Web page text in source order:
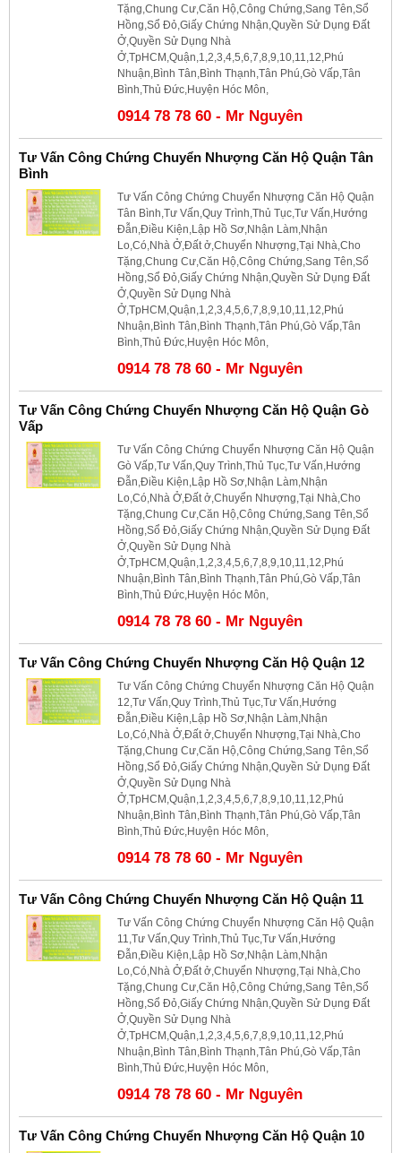
Tặng,Chung Cư,Căn Hộ,Công Chứng,Sang Tên,Sổ
Hồng,Sổ Đỏ,Giấy Chứng Nhận,Quyền Sử Dụng Đất
Ở,Quyền Sử Dụng Nhà
Ở,TpHCM,Quận,1,2,3,4,5,6,7,8,9,10,11,12,Phú
Nhuận,Bình Tân,Bình Thạnh,Tân Phú,Gò Vấp,Tân
Bình,Thủ Đức,Huyện Hóc Môn,
0914 78 78 60 - Mr Nguyên
Tư Vấn Công Chứng Chuyển Nhượng Căn Hộ Quận Tân
Bình
Tư Vấn Công Chứng Chuyển Nhượng Căn Hộ Quận
Tân Bình,Tư Vấn,Quy Trình,Thủ Tục,Tư Vấn,Hướng
Đẫn,Điều Kiện,Lập Hồ Sơ,Nhận Làm,Nhận
Lo,Có,Nhà Ở,Đất ở,Chuyển Nhượng,Tại Nhà,Cho
Tặng,Chung Cư,Căn Hộ,Công Chứng,Sang Tên,Sổ
Hồng,Sổ Đỏ,Giấy Chứng Nhận,Quyền Sử Dụng Đất
Ở,Quyền Sử Dụng Nhà
Ở,TpHCM,Quận,1,2,3,4,5,6,7,8,9,10,11,12,Phú
Nhuận,Bình Tân,Bình Thạnh,Tân Phú,Gò Vấp,Tân
Bình,Thủ Đức,Huyện Hóc Môn,
0914 78 78 60 - Mr Nguyên
Tư Vấn Công Chứng Chuyển Nhượng Căn Hộ Quận Gò
Vấp
Tư Vấn Công Chứng Chuyển Nhượng Căn Hộ Quận
Gò Vấp,Tư Vấn,Quy Trình,Thủ Tục,Tư Vấn,Hướng
Đẫn,Điều Kiện,Lập Hồ Sơ,Nhận Làm,Nhận
Lo,Có,Nhà Ở,Đất ở,Chuyển Nhượng,Tại Nhà,Cho
Tặng,Chung Cư,Căn Hộ,Công Chứng,Sang Tên,Sổ
Hồng,Sổ Đỏ,Giấy Chứng Nhận,Quyền Sử Dụng Đất
Ở,Quyền Sử Dụng Nhà
Ở,TpHCM,Quận,1,2,3,4,5,6,7,8,9,10,11,12,Phú
Nhuận,Bình Tân,Bình Thạnh,Tân Phú,Gò Vấp,Tân
Bình,Thủ Đức,Huyện Hóc Môn,
0914 78 78 60 - Mr Nguyên
Tư Vấn Công Chứng Chuyển Nhượng Căn Hộ Quận 12
Tư Vấn Công Chứng Chuyển Nhượng Căn Hộ Quận
12,Tư Vấn,Quy Trình,Thủ Tục,Tư Vấn,Hướng
Đẫn,Điều Kiện,Lập Hồ Sơ,Nhận Làm,Nhận
Lo,Có,Nhà Ở,Đất ở,Chuyển Nhượng,Tại Nhà,Cho
Tặng,Chung Cư,Căn Hộ,Công Chứng,Sang Tên,Sổ
Hồng,Sổ Đỏ,Giấy Chứng Nhận,Quyền Sử Dụng Đất
Ở,Quyền Sử Dụng Nhà
Ở,TpHCM,Quận,1,2,3,4,5,6,7,8,9,10,11,12,Phú
Nhuận,Bình Tân,Bình Thạnh,Tân Phú,Gò Vấp,Tân
Bình,Thủ Đức,Huyện Hóc Môn,
0914 78 78 60 - Mr Nguyên
Tư Vấn Công Chứng Chuyển Nhượng Căn Hộ Quận 11
Tư Vấn Công Chứng Chuyển Nhượng Căn Hộ Quận
11,Tư Vấn,Quy Trình,Thủ Tục,Tư Vấn,Hướng
Đẫn,Điều Kiện,Lập Hồ Sơ,Nhận Làm,Nhận
Lo,Có,Nhà Ở,Đất ở,Chuyển Nhượng,Tại Nhà,Cho
Tặng,Chung Cư,Căn Hộ,Công Chứng,Sang Tên,Sổ
Hồng,Sổ Đỏ,Giấy Chứng Nhận,Quyền Sử Dụng Đất
Ở,Quyền Sử Dụng Nhà
Ở,TpHCM,Quận,1,2,3,4,5,6,7,8,9,10,11,12,Phú
Nhuận,Bình Tân,Bình Thạnh,Tân Phú,Gò Vấp,Tân
Bình,Thủ Đức,Huyện Hóc Môn,
0914 78 78 60 - Mr Nguyên
Tư Vấn Công Chứng Chuyển Nhượng Căn Hộ Quận 10